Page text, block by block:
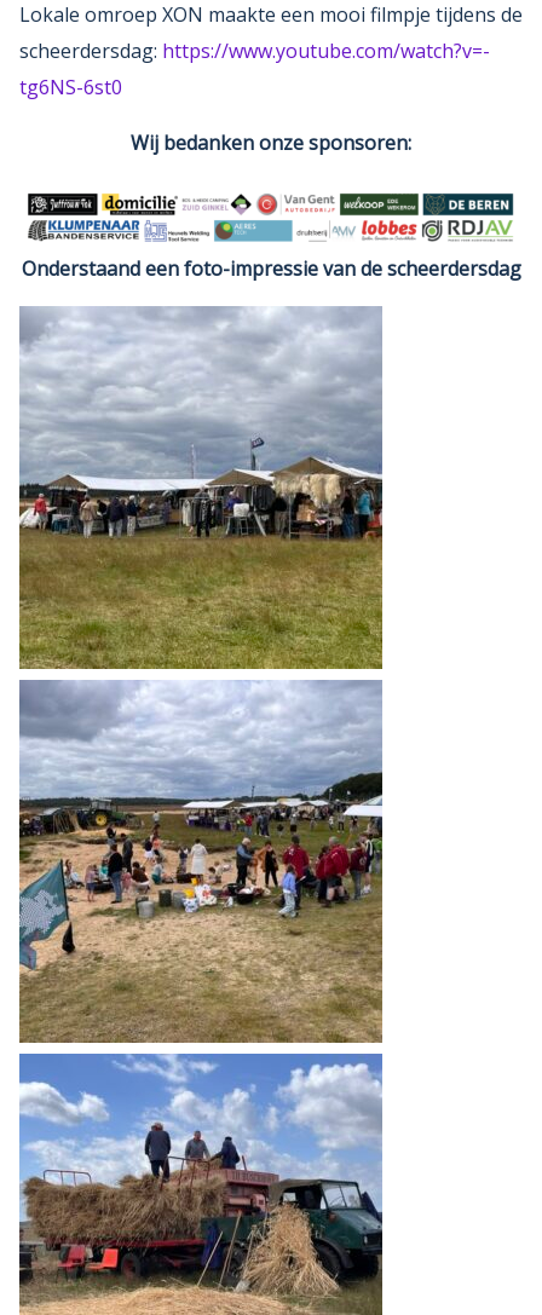
Lokale omroep XON maakte een mooi filmpje tijdens de
scheerdersdag: https://www.youtube.com/watch?v=-
tg6NS-6st0
Wij bedanken onze sponsoren:
Onderstaand een foto-impressie van de scheerdersdag